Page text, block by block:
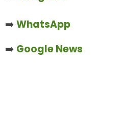
➡️WhatsApp
➡️ Google News